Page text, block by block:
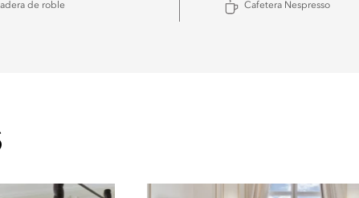
de roble Cafetera Nespresso